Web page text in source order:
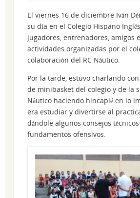
El viernes 16 de diciembre Iván
su día en el Colegio Hispano
jugadores, entrenadores, amigos
actividades organizadas por el
colaboración del RC Náutico.
Por la tarde, estuvo charlando
de minibasket del colegio y de la
Náutico haciendo hincapié en lo
era estudiar y divertirse al
dándole algunos consejos
fundamentos ofensivos.